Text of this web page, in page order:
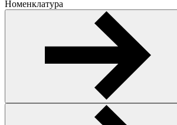
Номенклатура